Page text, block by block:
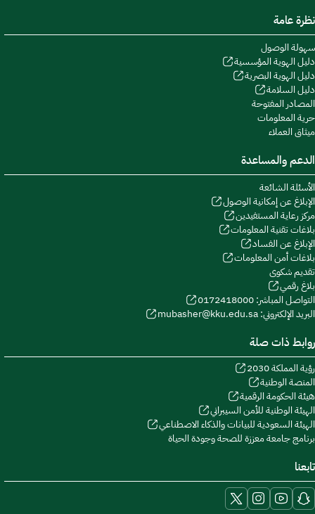
نظرة عامة
سهولة الوصول
دليل الهوية المؤسسية
دليل الهوية البصرية
دليل السلامة
المصادر المفتوحة
حرية المعلومات
ميثاق العملاء
الدعم والمساعدة
الأسئلة الشائعة
الإبلاغ عن إمكانية الوصول
مركز رعاية المستفيدين
بلاغات تقنية المعلومات
الإبلاغ عن الفساد
بلاغات أمن المعلومات
تقديم شكوى
بلاغ رقمي
التواصل المباشر: 0172418000
البريد الإلكتروني: mubasher@kku.edu.sa
روابط ذات صلة
رؤية المملكة 2030
المنصة الوطنية
هيئة الحكومة الرقمية
الهيئة الوطنية للأمن السيبراني
الهيئة السعودية للبيانات والذكاء الاصطناعي
برنامج جامعة معززة للصحة وجودة الحياة
تابعنا